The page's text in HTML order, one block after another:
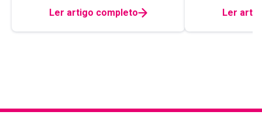
Ler artigo completo Ler